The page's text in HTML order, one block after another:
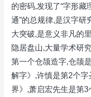
的密码,发现了“字形
通”的总规律,是汉字研
大突破,是意义非凡的
隐居盘山,大量学术研
第一个仓颉造字,仓颉
解字》,许慎是第2个
界》,萧启宏先生是第